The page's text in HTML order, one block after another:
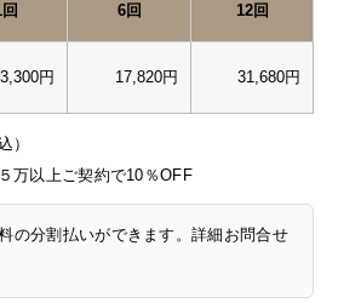
6回 12回
3,300円 17,820円 31,680円
）
万以上ご契約で10％OFF
の分割払いができます。詳細お問合せ